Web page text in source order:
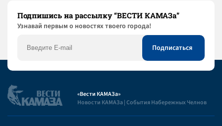
Подпишись на рассылку “ВЕСТИ КАМАЗа”
Узнaвай первым о новостях твоего города!
«Вести КАМАЗа»
Новости КАМАЗа | События Набережных Челнов